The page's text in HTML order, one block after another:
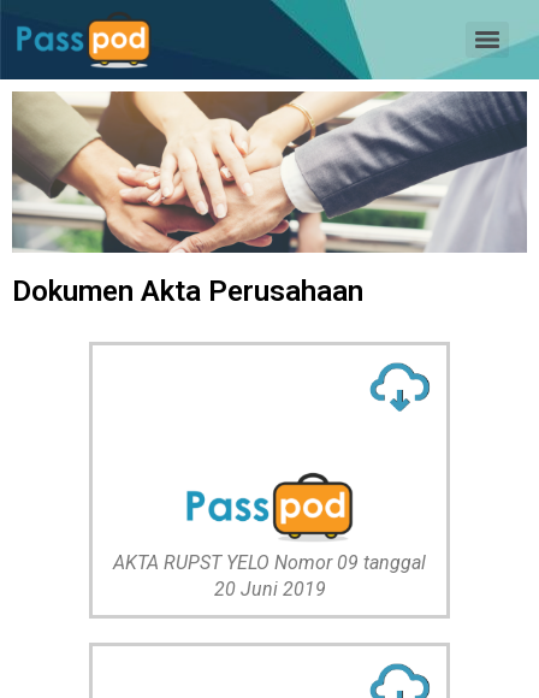
Dokumen Akta Perusahaan
AKTA RUPST YELO Nomor 09 tanggal
20 Juni 2019